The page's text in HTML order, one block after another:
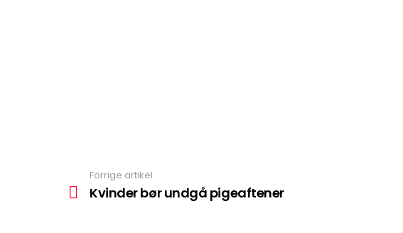
mere
Forrige artikel
Kvinder bør undgå pigeaftener